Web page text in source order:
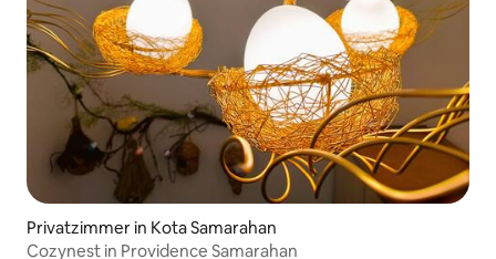
Privatzimmer in Kota Samarahan
Cozynest in Providence Samarahan